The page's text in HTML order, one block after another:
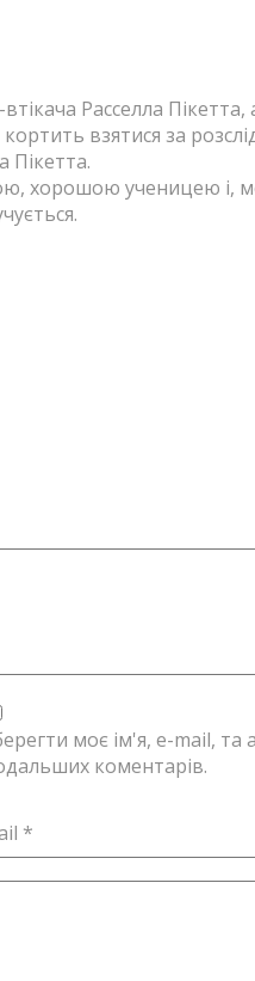
Расселла
взятися за
Пікетта.
хорошою ученицею і,
*
моє ім'я, e-mail, та
коментарів.